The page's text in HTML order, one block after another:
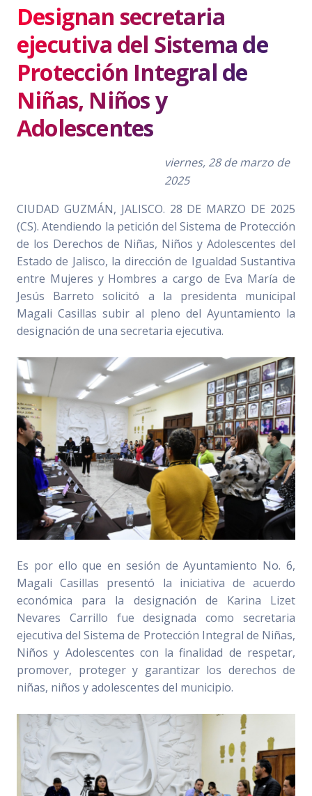
Designan secretaria
ejecutiva del Sistema de
Protección Integral de
Niñas, Niños y
Adolescentes
viernes, 28 de marzo de
2025
CIUDAD GUZMÁN, JALISCO. 28 DE MARZO DE 2025
(CS). Atendiendo la petición del Sistema de Protección
de los Derechos de Niñas, Niños y Adolescentes del
Estado de Jalisco, la dirección de Igualdad Sustantiva
entre Mujeres y Hombres a cargo de Eva María de
Jesús Barreto solicitó a la presidenta municipal
Magali Casillas subir al pleno del Ayuntamiento la
designación de una secretaria ejecutiva.
Es por ello que en sesión de Ayuntamiento No. 6,
Magali Casillas presentó la iniciativa de acuerdo
económica para la designación de Karina Lizet
Nevares Carrillo fue designada como secretaria
ejecutiva del Sistema de Protección Integral de Niñas,
Niños y Adolescentes con la finalidad de respetar,
promover, proteger y garantizar los derechos de
niñas, niños y adolescentes del municipio.